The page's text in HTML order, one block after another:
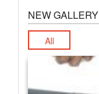
NEW GALLERY
All